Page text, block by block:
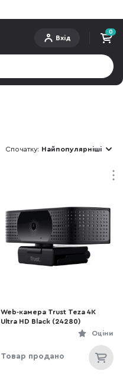
Вхід
0
Спочатку: Найпопулярніші
Web-камера Trust Teza 4K
Ultra HD Black (24280)
Оціни
Товар продано